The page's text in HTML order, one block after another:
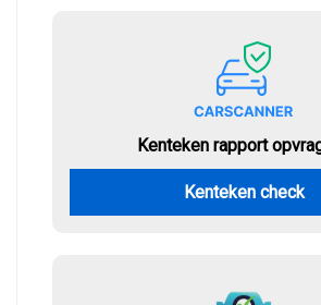
Kenteken rapport
Kenteken check